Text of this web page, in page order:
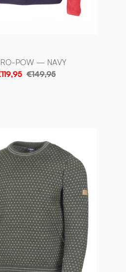
POW — NAVY
€149,95
CREWNECK,
100%
ULL
—
LODEN
GREEN
-
Ivanhoe
of
Sweden